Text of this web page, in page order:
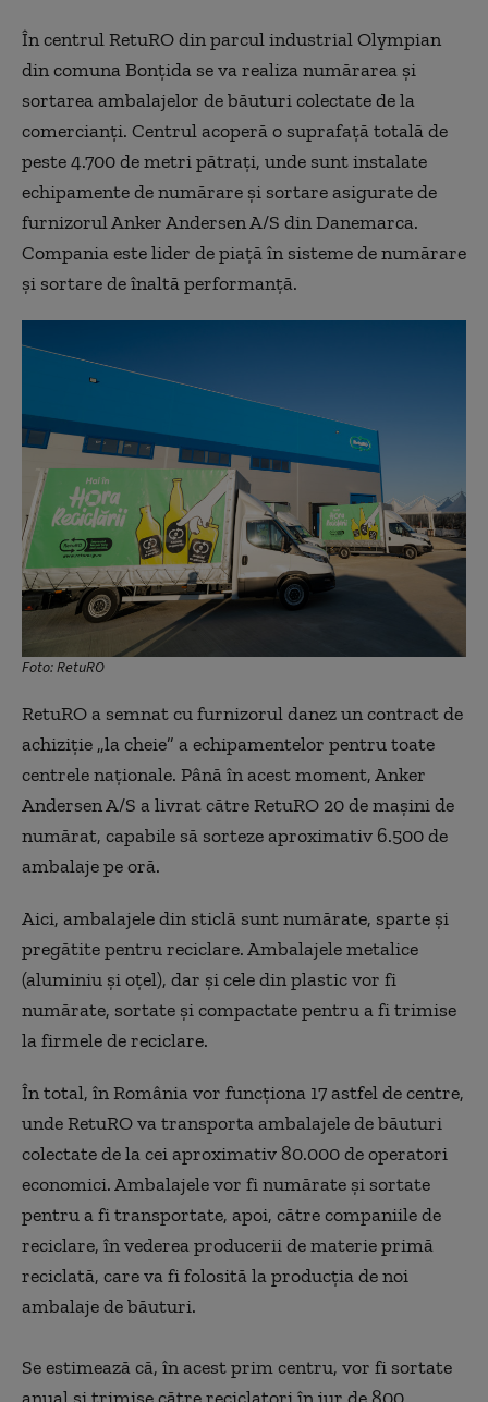
În centrul RetuRO din parcul industrial Olympian
din comuna Bonțida se va realiza numărarea și
sortarea ambalajelor de băuturi colectate de la
comercianți. Centrul acoperă o suprafață totală de
peste 4.700 de metri pătrați, unde sunt instalate
echipamente de numărare și sortare asigurate de
furnizorul Anker Andersen A/S din Danemarca.
Compania este lider de piață în sisteme de numărare
și sortare de înaltă performanță.
Foto: RetuRO
RetuRO a semnat cu furnizorul danez un contract de
achiziție „la cheie” a echipamentelor pentru toate
centrele naționale. Până în acest moment, Anker
Andersen A/S a livrat către RetuRO 20 de mașini de
numărat, capabile să sorteze aproximativ 6.500 de
ambalaje pe oră.
Aici, ambalajele din sticlă sunt numărate, sparte și
pregătite pentru reciclare. Ambalajele metalice
(aluminiu și oțel), dar și cele din plastic vor fi
numărate, sortate și compactate pentru a fi trimise
la firmele de reciclare.
În total, în România vor funcționa 17 astfel de centre,
unde RetuRO va transporta ambalajele de băuturi
colectate de la cei aproximativ 80.000 de operatori
economici. Ambalajele vor fi numărate și sortate
pentru a fi transportate, apoi, către companiile de
reciclare, în vederea producerii de materie primă
reciclată, care va fi folosită la producția de noi
ambalaje de băuturi.
Se estimează că, în acest prim centru, vor fi sortate